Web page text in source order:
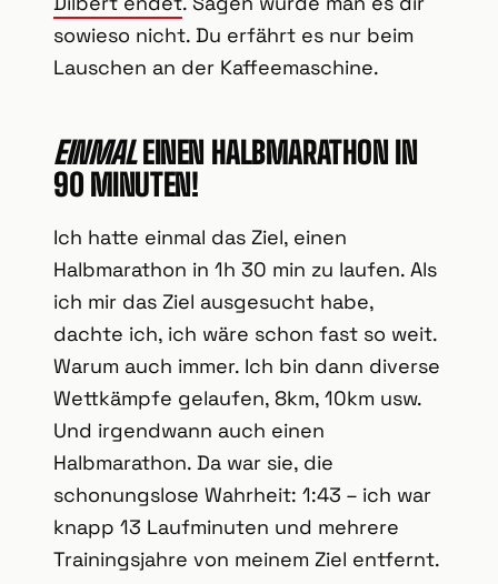
sowieso nicht. Du erfährt es nur beim
Lauschen an der Kaffeemaschine.
EINMALEINEN HALBMARATHON IN
90 MINUTEN!
Ich hatte einmal das Ziel, einen
Halbmarathon in 1h 30 min zu laufen. Als
ich mir das Ziel ausgesucht habe,
dachte ich, ich wäre schon fast so weit.
Warum auch immer. Ich bin dann diverse
Wettkämpfe gelaufen, 8km, 10km usw.
Und irgendwann auch einen
Halbmarathon. Da war sie, die
schonungslose Wahrheit: 1:43 – ich war
knapp 13 Laufminuten und mehrere
Trainingsjahre von meinem Ziel entfernt.